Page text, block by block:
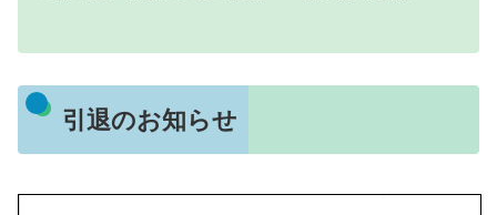
引退のお知らせ